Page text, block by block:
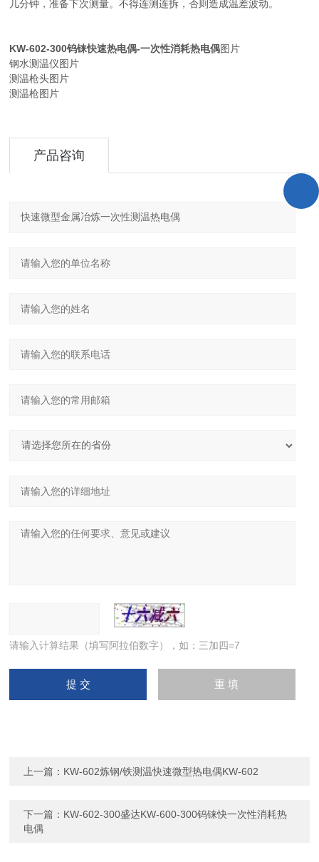
几分钟，准备下次测量。不得连测连拆，否则造成温差波动。
KW-602-300钨铼快速热电偶-一次性消耗热电偶图片
钢水测温仪图片
测温枪头图片
测温枪图片
产品咨询
请输入计算结果（填写阿拉伯数字），如：三加四=7
上一篇： KW-602炼钢/铁测温快速微型热电偶KW-602
下一篇： KW-602-300盛达KW-600-300钨铼快一次性消耗热
电偶